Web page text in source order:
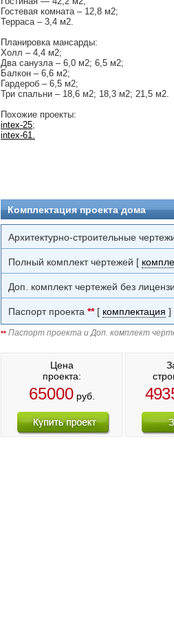
Гостевая комната – 12,8 м2;
Терраса – 3,4 м2.
Планировка мансарды:
Холл – 4,4 м2;
Два санузла – 6,0 м2; 6,5 м2;
Балкон – 6,6 м2;
Гардероб – 6,5 м2;
Три спальни – 18,6 м2; 18,3 м2; 21,5 м2.
Похожие проекты:
intex-25;
intex-61.
Комплектация проекта дома
Архитектурно-строительные
Полный комплект чертежей [
Доп. комплект чертежей без
Паспорт проекта **[ комплектация ]
** Паспорт проекта и Доп. комплект
Цена
проекта:
65000руб.